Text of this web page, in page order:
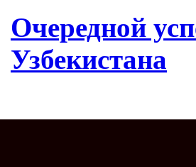
Очередной
Узбекистана